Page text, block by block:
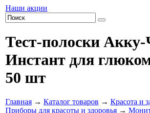
Наши акции
Тест-полоски
Инстант для
50 шт
Главная → Каталог товаров → Красота и
Приборы для красоты и здоровья →